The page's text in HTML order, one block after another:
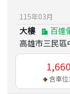
115年03月
大樓
百達
高雄市三民
1,660
含車位